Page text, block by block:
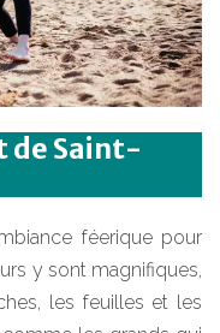
de Saint-
féerique pour
y sont magnifiques,
les feuilles et les